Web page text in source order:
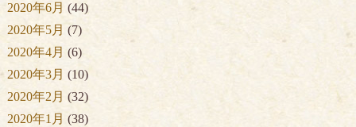
2020年6月 (44)
2020年5月 (7)
2020年4月 (6)
2020年3月 (10)
2020年2月 (32)
2020年1月 (38)